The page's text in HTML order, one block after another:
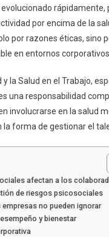
por encima de la
por razones éticas, sino
en entornos
y la Salud en el Trabajo,
una responsabilidad
involucrarse en la salud
forma de gestionar el
afectan a los
de riesgos psicosociales
no pueden ignorar
y bienestar